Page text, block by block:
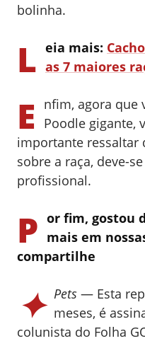
bolinha.
L eia mais:
as 7 maiores
E
nfim, agora que
Poodle gigante,
importante ressaltar
sobre a raça, deve-
profissional.
P or fim, gostou
mais em
compartilhe
✦ Pets — Esta
meses, é
colunista do Folha